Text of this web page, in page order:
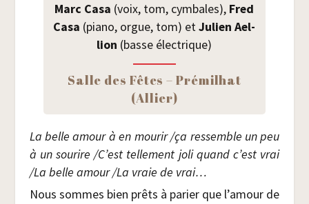
Marc Casa (voix, tom, cym­bales), Fred
Casa (pia­no, orgue, tom) etJulien Ael­
lion (basse électrique)
Salle des Fêtes – Pré­mil­hat
(Allier)
La belle amour à en mou­rir /​ça res­semble un peu
à un sou­rire /​C’est tel­le­ment joli quand c’est vrai
/​La belle amour /​La vraie de vrai…
Nous sommes bien prêts à parier que l’amour de